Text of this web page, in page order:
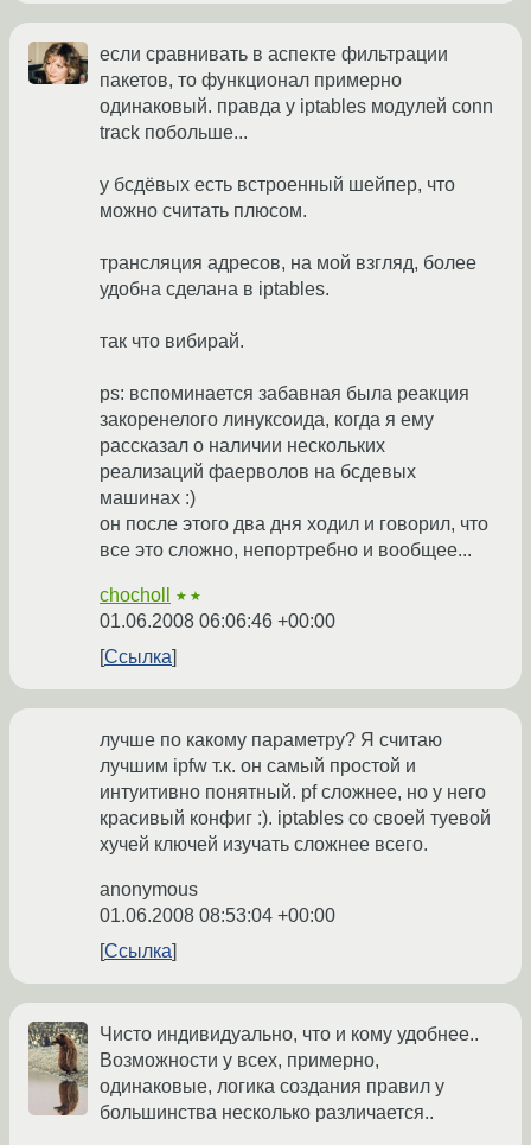
если сравнивать в аспекте фильтрации
пакетов, то функционал примерно
одинаковый. правда у iptables модулей conn
track побольше...
у бсдёвых есть встроенный шейпер, что
можно считать плюсом.
трансляция адресов, на мой взгляд, более
удобна сделана в iptables.
так что вибирай.
ps: вспоминается забавная была реакция
закоренелого линуксоида, когда я ему
рассказал о наличии нескольких
реализаций фаерволов на бсдевых
машинах :)
он после этого два дня ходил и говорил, что
все это сложно, непортребно и вообщее...
chocholl ★★
01.06.2008 06:06:46 +00:00
Ссылка
лучше по какому параметру? Я считаю
лучшим ipfw т.к. он самый простой и
интуитивно понятный. pf сложнее, но у него
красивый конфиг :). iptables со своей туевой
хучей ключей изучать сложнее всего.
anonymous
01.06.2008 08:53:04 +00:00
Ссылка
Чисто индивидуально, что и кому удобнее..
Возможности у всех, примерно,
одинаковые, логика создания правил у
большинства несколько различается..